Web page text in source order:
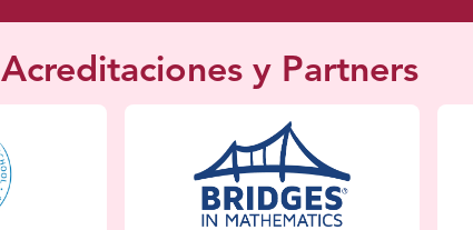
Acreditaciones y Partners